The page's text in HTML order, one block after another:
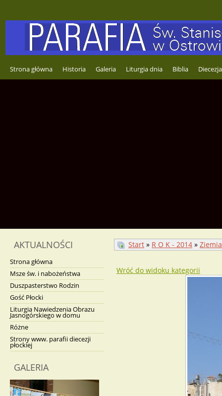
Strona główna Historia Galeria Liturgia dnia Biblia
AKTUALNOŚCI
Strona główna
Msze św. i nabożeństwa
Duszpasterstwo Rodzin
Gość Płocki
Liturgia Nawiedzenia Obrazu
Jasnogórskiego w domu
Różne
Strony www. parafii diecezji
płockiej
GALERIA
Start » R O K - 2014 »
Wróć do widoku kategorii